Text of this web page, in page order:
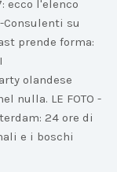
ecco l'elenco
su
prende forma:
olandese
nulla. LE FOTO -
24 ore di
e i boschi